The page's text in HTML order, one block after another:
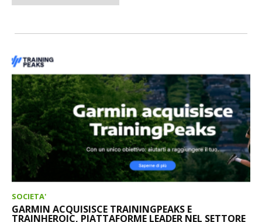
SOCIETA'
GARMIN ACQUISISCE TRAININGPEAKS E
TRAINHEROIC, PIATTAFORME LEADER NEL SETTORE